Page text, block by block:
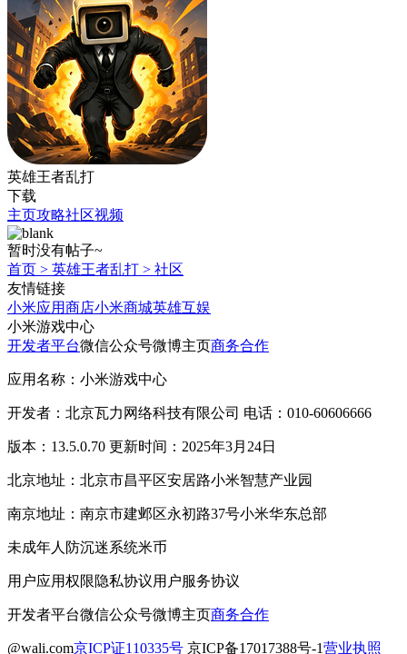
英雄王者乱打
下载
主页攻略社区视频
暂时没有帖子~
首页 > 英雄王者乱打 > 社区
友情链接
小米应用商店小米商城英雄互娱
小米游戏中心
开发者平台微信公众号微博主页商务合作
应用名称：小米游戏中心
开发者：北京瓦力网络科技有限公司 电话：010-60606666
版本：13.5.0.70 更新时间：2025年3月24日
北京地址：北京市昌平区安居路小米智慧产业园
南京地址：南京市建邺区永初路37号小米华东总部
未成年人防沉迷系统米币
用户应用权限隐私协议用户服务协议
开发者平台微信公众号微博主页商务合作
@wali.com京ICP证110335号 京ICP备17017388号-1营业执照